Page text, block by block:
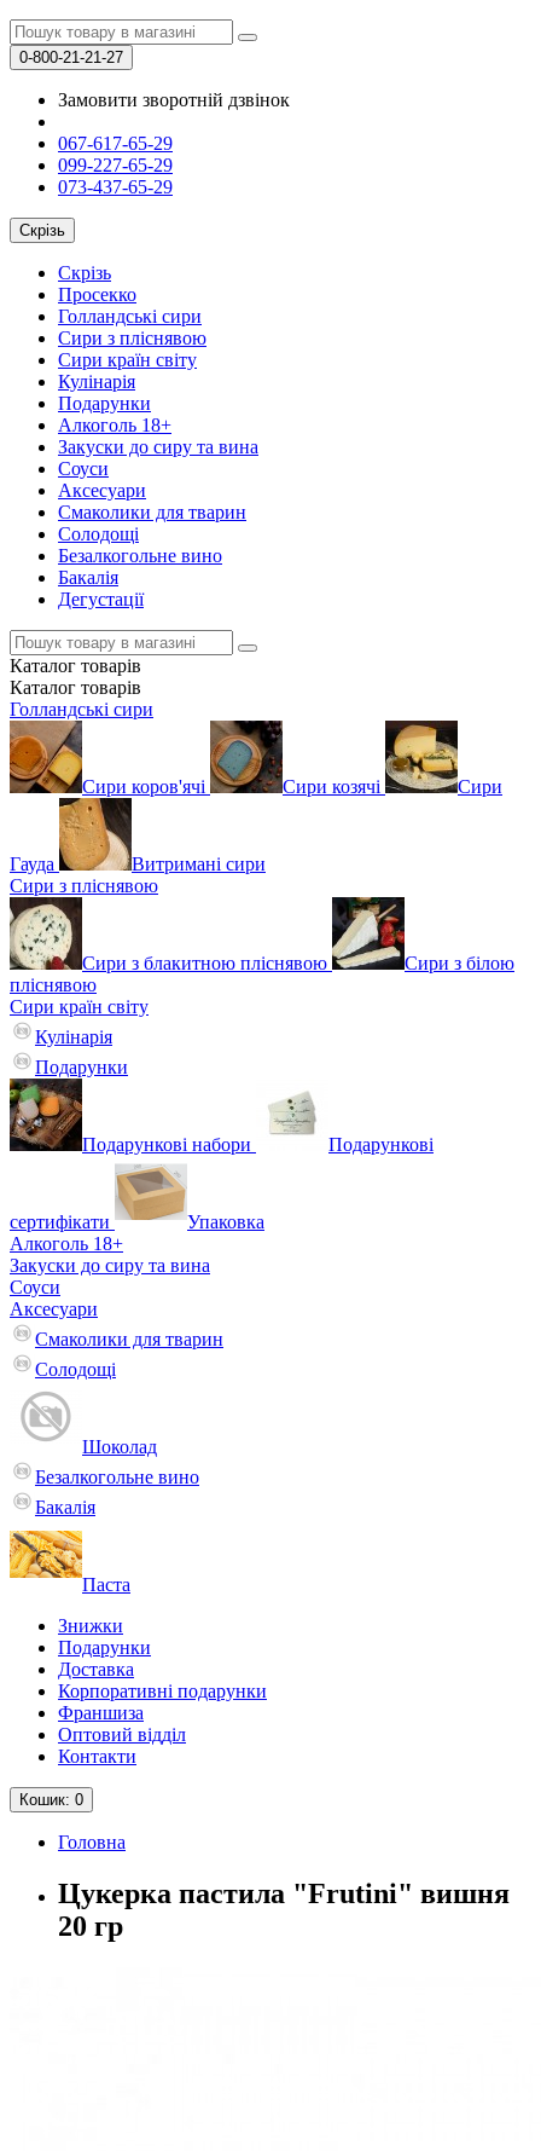
0-800-21-21-27
Замовити зворотній дзвінок
067-617-65-29
099-227-65-29
073-437-65-29
Скрізь
Скрізь
Просекко
Голландські сири
Сири з пліснявою
Сири країн світу
Кулінарія
Подарунки
Алкоголь 18+
Закуски до сиру та вина
Соуси
Аксесуари
Смаколики для тварин
Солодощі
Безалкогольне вино
Бакалія
Дегустації
Каталог товарів
Каталог товарів
Голландські сири
Сири коров'ячі Сири козячі Сири
Гауда
Витримані сири
Сири з пліснявою
Сири з блакитною пліснявою
Сири з білою
пліснявою
Сири країн світу
Кулінарія
Подарунки
Подарункові набори Подарункові
сертифікати
Упаковка
Алкоголь 18+
Закуски до сиру та вина
Соуси
Аксесуари
Смаколики для тварин
Солодощі
Шоколад
Безалкогольне вино
Бакалія
Паста
Знижки
Подарунки
Доставка
Корпоративні подарунки
Франшиза
Оптовий відділ
Контакти
Кошик: 0
Головна
Цукерка пастила "Frutini" вишня
20 гр